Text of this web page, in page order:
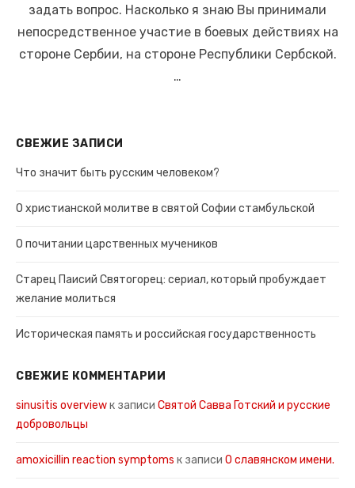
задать вопрос. Насколько я знаю Вы принимали
непосредственное участие в боевых действиях на
стороне Сербии, на стороне Республики Сербской.
…
СВЕЖИЕ ЗАПИСИ
Что значит быть русским человеком?
О христианской молитве в святой Софии стамбульской
О почитании царственных мучеников
Старец Паисий Святогорец: сериал, который пробуждает
желание молиться
Историческая память и российская государственность
СВЕЖИЕ КОММЕНТАРИИ
sinusitis overviewк записи Святой Савва Готский и русские
добровольцы
amoxicillin reaction symptoms к записи О славянском имени.